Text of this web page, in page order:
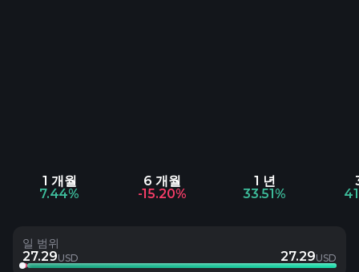
1 개월
7.44%
6 개월
-15.20%
1 년
33.51%
일 범위
27.29USD 27.29USD